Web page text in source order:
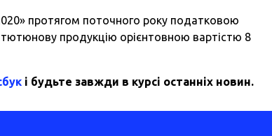
протягом поточного року податковою
тютюнову продукцію орієнтовною вартістю 8
і будьте завжди в курсі останніх новин.